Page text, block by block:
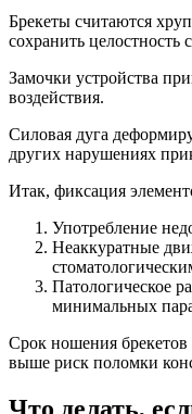
Брекеты считаются
сохранить целостность
Замочки устройства
воздействия.
Силовая дуга
других нарушениях
Итак, фиксация
Употребление
Неаккуратные
Патологическое
минимальных
Срок ношения брекетов
выше риск поломки
Что делать,